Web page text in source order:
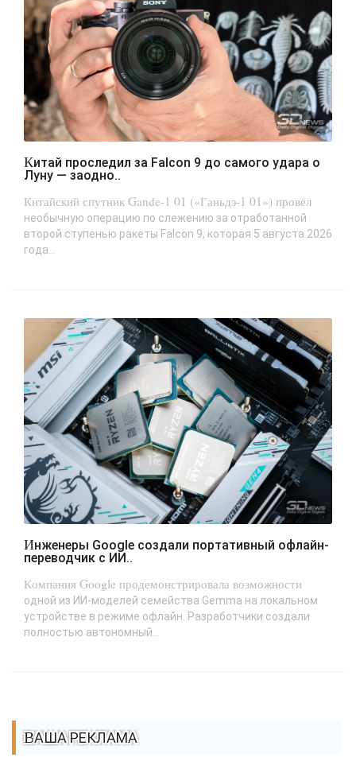
Китай проследил за Falcon 9 до самого удара о
Луну — заодно..
Китайский спутник Gande-1 01 («Ганьдэ-1 01») провёл
необычную операцию по слежению за отработанной
второй ступенью ракеты Falcon 9, которая 5 августа 2026
года...
Инженеры Google создали портативный офлайн-
переводчик с ИИ..
Компания Google продемонстрировала возможности
одной из ИИ-моделей семейства Gemma на локальном
устройстве в режиме офлайн. Разработчики создали
полностью автономный...
ВАША РЕКЛАМА